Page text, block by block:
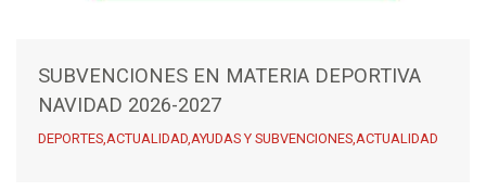
SUBVENCIONES EN MATERIA DEPORTIVA
NAVIDAD 2026-2027
DEPORTES,ACTUALIDAD,AYUDAS Y SUBVENCIONES,ACTUALIDAD